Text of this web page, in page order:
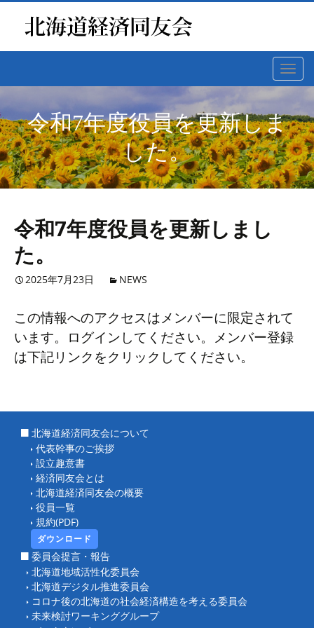
令和7年度役員を更新しま
した。
令和7年度役員を更新しまし
た。
2025年7月23日 NEWS
この情報へのアクセスはメンバーに限定されて
います。ログインしてください。メンバー登録
は下記リンクをクリックしてください。
北海道経済同友会について
代表幹事のご挨拶
設立趣意書
経済同友会とは
北海道経済同友会の概要
役員一覧
規約(PDF)
ダウンロード
委員会提言・報告
北海道地域活性化委員会
北海道デジタル推進委員会
コロナ後の北海道の社会経済構造を考える委員会
未来検討ワーキンググループ